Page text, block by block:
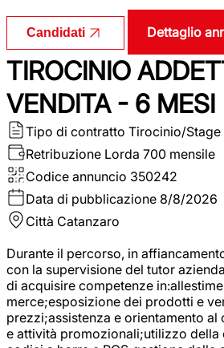
Candidati Dettaglio
TIROCINIO
VENDITA - 6 MESI
Tipo di contratto Tirocinio/Stage
Retribuzione Lorda 700 mensile
Codice annuncio 350242
Data di pubblicazione 8/8/2026
Città Catanzaro
Durante il percorso, in
con la supervisione del tutor
di acquisire competenze
merce;esposizione dei prodotti e
prezzi;assistenza e orientamento al
e attività promozionali;utilizzo della